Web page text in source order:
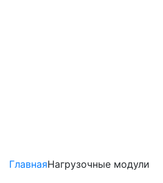
ГлавнаяНагрузочные модули